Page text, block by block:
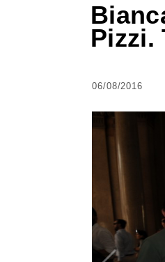
Pizzi.
06/08/2016